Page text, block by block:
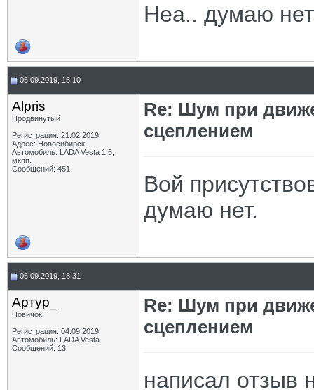
Неа.. думаю
05.09.2019, 15:10
Alpris
Продвинутый
Регистрация: 21.02.2019
Адрес: Новосибирск
Автомобиль: LADA Vesta 1.6,
мкпп.
Сообщений: 451
Re: Шум при
сцеплением
Вой
думаю нет.
05.09.2019, 18:31
Артур_
Новичок
Регистрация: 04.09.2019
Автомобиль: LADA Vesta
Сообщений: 13
Re: Шум при
сцеплением
написал отзыв